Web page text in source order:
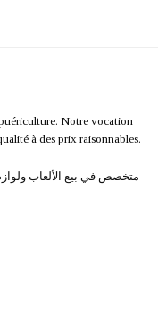
Notre vocation
à des prix raisonnables.
متخصص في بيع الألعاب